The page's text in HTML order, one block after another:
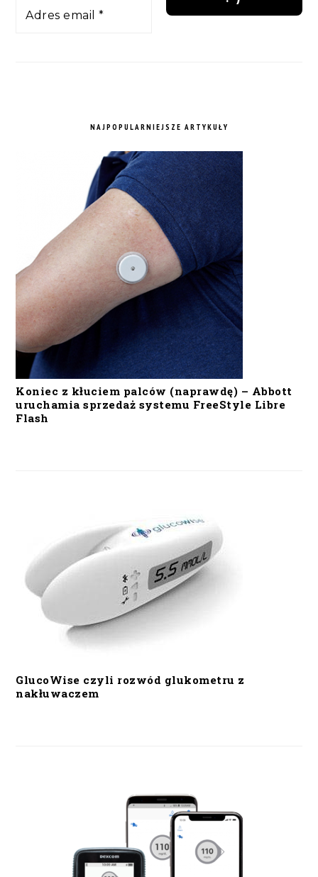
NAJPOPULARNIEJSZE ARTYKUŁY
Koniec z kłuciem palców (naprawdę) – Abbott
uruchamia sprzedaż systemu FreeStyle Libre
Flash
GlucoWise czyli rozwód glukometru z
nakłuwaczem